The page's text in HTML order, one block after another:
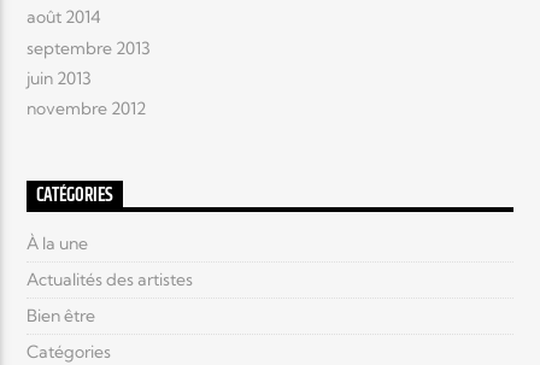
août 2014
septembre 2013
juin 2013
novembre 2012
CATÉGORIES
À la une
Actualités des artistes
Bien être
Catégories